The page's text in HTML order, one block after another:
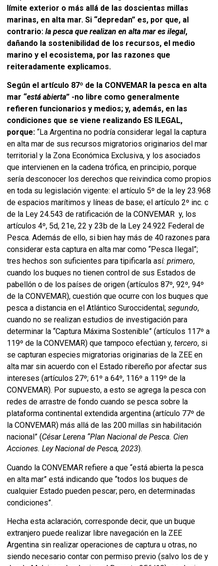
límite exterior o más allá de las doscientas millas
marinas, en alta mar. Si “depredan” es, por que, al
contrario: la pesca que realizan en alta mar es ilegal,
dañando la sostenibilidad de los recursos, el medio
marino y el ecosistema, por las razones que
reiteradamente explicamos.
Según el artículo 87º de la CONVEMAR l a pesca en alta
mar “está abierta” -no libre como generalmente
refieren funcionarios y medios; y, además, en las
condiciones que se viene realizando ES ILEGAL,
porque: “La Argentina no podría considerar legal la captura
en alta mar de sus recursos migratorios originarios del mar
territorial y la Zona Económica Exclusiva, y los asociados
que intervienen en la cadena trófica, en principio, porque
sería desconocer los derechos que reivindica como propios
en toda su legislación vigente: el artículo 5º de la ley 23.968
de espacios marítimos y líneas de base; el artículo 2º inc. c
de la Ley 24.543 de ratificación de la CONVEMAR y, los
artículos 4º, 5d, 21e, 22 y 23b de la Ley 24.922 Federal de
Pesca. Además de ello, si bien hay más de 40 razones para
considerar esta captura en alta mar como “Pesca Ilegal”;
tres hechos son suficientes para tipificarla así: primero,
cuando los buques no tienen control de sus Estados de
pabellón o de los países de origen (artículos 87º, 92º, 94º
de la CONVEMAR), cuestión que ocurre con los buques que
pesca a distancia en el Atlántico Suroccidental; segundo,
cuando no se realizan estudios de investigación para
determinar la “Captura Máxima Sostenible” (artículos 117º a
119º de la CONVEMAR) que tampoco efectúan y, tercero, si
se capturan especies migratorias originarias de la ZEE en
alta mar sin acuerdo con el Estado ribereño por afectar sus
intereses (artículos 27º; 61º a 64º, 116º a 119º de la
CONVEMAR). Por supuesto, a esto se agrega la pesca con
redes de arrastre de fondo cuando se pesca sobre la
plataforma continental extendida argentina (artículo 77º de
la CONVEMAR) más allá de las 200 millas sin habilitación
nacional” (César Lerena “Plan Nacional de Pesca. Cien
Acciones. Ley Nacional de Pesca, 2023).
Cuando la CONVEMAR refiere a que “está abierta la pesca
en alta mar” está indicando que “todos los buques de
cualquier Estado pueden pescar; pero, en determinadas
condiciones”.
Hecha esta aclaración, corresponde decir, que un buque
extranjero puede realizar libre navegación en la ZEE
Argentina sin realizar operaciones de captura u otras, no
siendo necesario contar con permiso previo (salvo los de y